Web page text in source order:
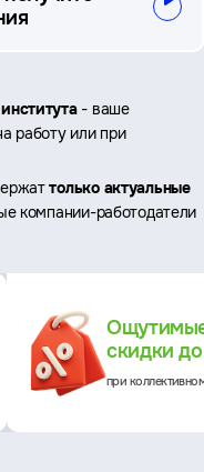
- ваше
работу или при
только актуальные
компании-работодатели
скидки
при